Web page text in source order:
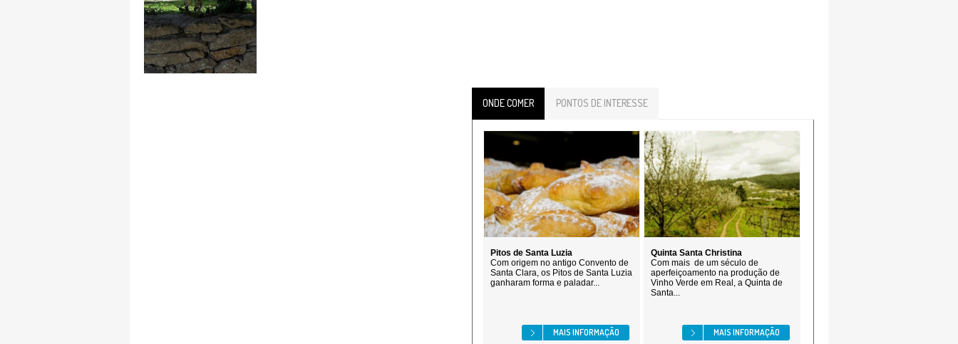
ONDE COMER PONTOS DE INTERESSE
Pitos de Santa Luzia
Com origem no antigo Convento de
Santa Clara, os Pitos de Santa Luzia
ganharam forma e paladar...
MAIS INFORMAÇÃO
Quinta Santa Christina
Com mais de um século de
aperfeiçoamento na produção de
Vinho Verde em Real, a Quinta de
Santa...
MAIS INFORMAÇÃO